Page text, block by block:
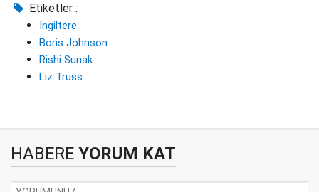
Etiketler :
İngiltere
Boris Johnson
Rishi Sunak
Liz Truss
HABERE YORUM KAT